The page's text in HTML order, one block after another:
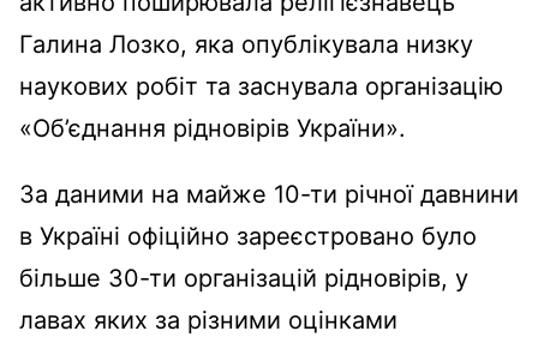
Галина Лозко, яка опублікувала низку
наукових робіт та заснувала організацію
«Об’єднання рідновірів України».
За даними на майже 10-ти річної давнини
в Україні офіційно зареєстровано було
більше 30-ти організацій рідновірів, у
лавах яких за різними оцінками